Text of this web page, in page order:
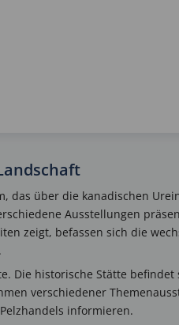
das über die kanadischen
Ausstellungen
zeigt, befassen sich die
Die historische Stätte
verschiedener
informieren.